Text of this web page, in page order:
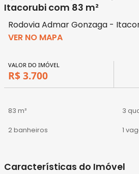
Itacorubi com 83 m²
Rodovia Admar Gonzaga -
VER NO MAPA
VALOR DO IMÓVEL
R$ 3.700
83 m² 3
2 banheiros 1
Características do Imóvel